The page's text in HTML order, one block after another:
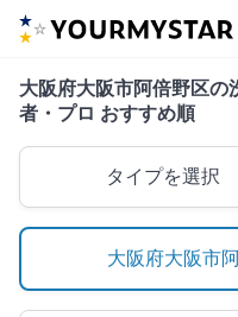
大阪府大阪市阿倍野区の
者・プロ おすすめ順
タイプを選択
大阪府大阪市